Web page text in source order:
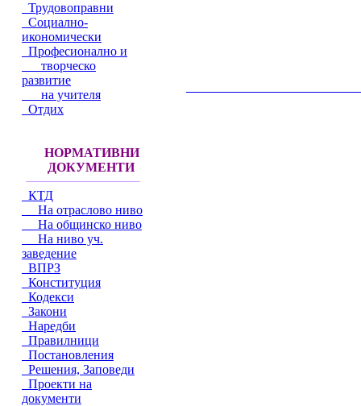
Трудовоправни
Социално-
икономически
Професионално и
творческо
развитие
на учителя
Отдих
НОРМАТИВНИ
ДОКУМЕНТИ
КТД
На отраслово ниво
На общинско ниво
На ниво уч.
заведение
ВПРЗ
Конституция
Кодекси
Закони
Наредби
Правилници
Постановления
Решения, Заповеди
Проекти на
документи